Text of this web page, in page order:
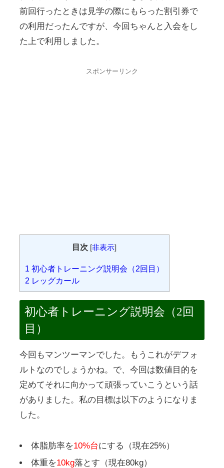
前回行ったときは見学の際にもらった割引券で
の利用だったんですが、今回ちゃんと入会をし
た上で利用しました。
スポンサーリンク
目次 [非表示]
1 初心者トレーニング説明会（2回目）
2 レッグカール
初心者トレーニング説明会（2回
目）
今回もマンツーマンでした。もうこれがデフォ
ルトなのでしょうかね。で、今回は数値目的を
定めてそれに向かって頑張っていこうという話
がありました。私の目標は以下のようになりま
した。
体脂肪率を10%台にする（現在25%）
体重を10kg落とす（現在80kg）